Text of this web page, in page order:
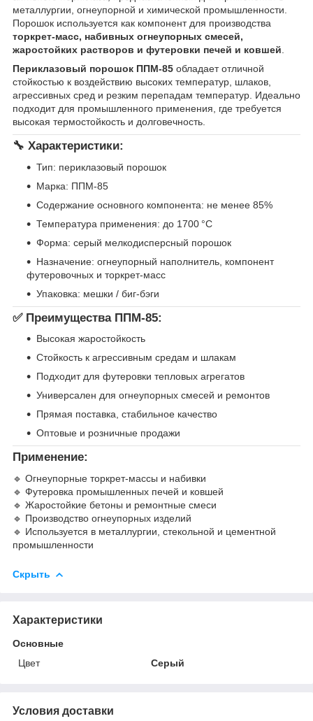
металлургии, огнеупорной и химической промышленности.
Порошок используется как компонент для производства
торкрет-масс, набивных огнеупорных смесей,
жаростойких растворов и футеровки печей и ковшей
Периклазовый порошок ППМ-85 обладает отличной
стойкостью к воздействию высоких температур, шлаков,
агрессивных сред и резким перепадам температур. Идеально
подходит для промышленного применения, где требуется
высокая термостойкость и долговечность.
🔧 Характеристики:
Тип: периклазовый порошок
Марка: ППМ-85
Содержание основного компонента: не менее 85%
Температура применения: до 1700 °C
Форма: серый мелкодисперсный порошок
Назначение: огнеупорный наполнитель, компонент
футеровочных и торкрет-масс
Упаковка: мешки / биг-бэги
✅ Преимущества ППМ-85:
Высокая жаростойкость
Стойкость к агрессивным средам и шлакам
Подходит для футеровки тепловых агрегатов
Универсален для огнеупорных смесей и ремонтов
Прямая поставка, стабильное качество
Оптовые и розничные продажи
Применение:
🔹 Огнеупорные торкрет-массы и набивки
🔹 Футеровка промышленных печей и ковшей
🔹 Жаростойкие бетоны и ремонтные смеси
🔹 Производство огнеупорных изделий
🔹 Используется в металлургии, стекольной и цементной
промышленности
Скрыть
Характеристики
Основные
Цвет
Серый
Условия доставки